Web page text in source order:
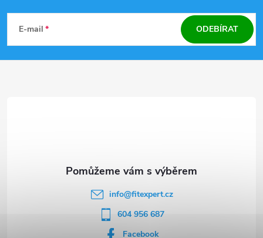
p
E-mail ODEBÍRAT
info@fitexpert.cz
604 956 687
Facebook